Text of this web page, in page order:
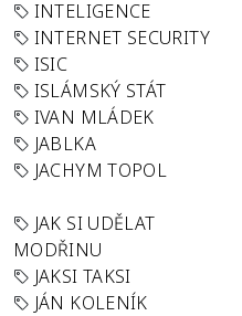
INTELIGENCE
INTERNET SECURITY
ISIC
ISLÁMSKÝ STÁT
IVAN MLÁDEK
JABLKA
JACHYM TOPOL
JAK SI UDĚLAT
MODŘINU
JAKSI TAKSI
JÁN KOLENÍK